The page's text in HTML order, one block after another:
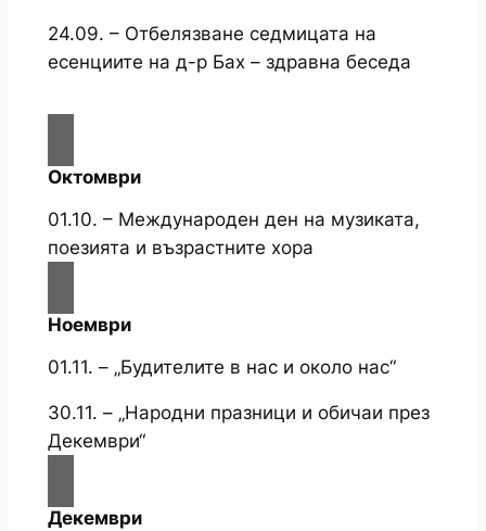
24.09. – Отбелязване седмицата на
есенциите на д-р Бах – здравна беседа
Октомври
01.10. – Международен ден на музиката,
поезията и възрастните хора
Ноември
01.11. – „Будителите в нас и около нас“
30.11. – „Народни празници и обичаи през
Декември“
Декември